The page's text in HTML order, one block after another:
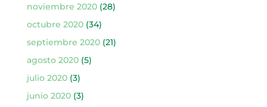
noviembre 2020(28)
octubre 2020(34)
septiembre 2020(21)
agosto 2020(5)
julio 2020(3)
junio 2020(3)